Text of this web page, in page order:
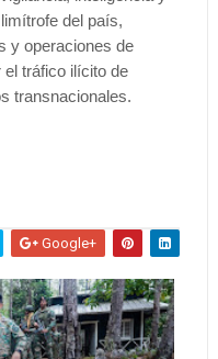
del país,
y operaciones de
el tráfico ilícito de
transnacionales.
Google+